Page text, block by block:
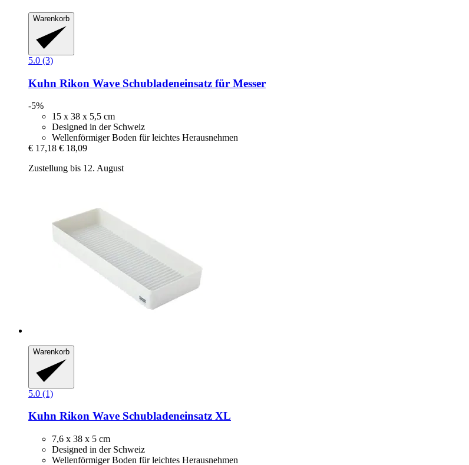
Warenkorb
5.0 (3)
Kuhn Rikon Wave Schubladeneinsatz für Messer
-5%
15 x 38 x 5,5 cm
Designed in der Schweiz
Wellenförmiger Boden für leichtes Herausnehmen
€ 17,18 € 18,09
Zustellung bis 12. August
Warenkorb
5.0 (1)
Kuhn Rikon Wave Schubladeneinsatz XL
7,6 x 38 x 5 cm
Designed in der Schweiz
Wellenförmiger Boden für leichtes Herausnehmen